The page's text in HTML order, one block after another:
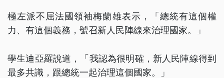
極左派不屈法國領袖梅蘭雄表示，「總統有這個權
力、有這個義務，號召新人民陣線來治理國家。」
學生迪亞羅說道，「我認為很明確，新人民陣線得到
最多共識，跟總統一起治理這個國家。」